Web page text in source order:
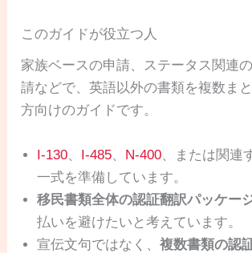
このガイドが役立つ人
家族ベースの申請、ステータス関連
請などで、英語以外の書類を複数ま
方向けのガイドです。
I-130 I-485 N-400 、または関連
一式を準備しています。
移民書類全体の認証翻訳パッケー
払いを避けたいと考えています。
宣伝文句ではなく、複数書類の認